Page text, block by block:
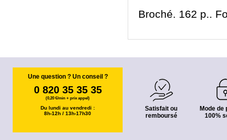
Broché. 162 p..
Une question ? Un conseil ?
0 820 35 35 35
(0,20 €/min + prix appel)
Du lundi au vendredi :
8h-12h / 13h-17h30
Satisfait ou
remboursé
Mode de
100%